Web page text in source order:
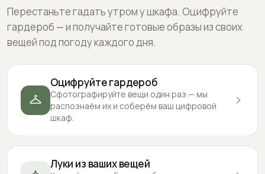
Перестаньте гадать утром у шкафа. Оцифруйте
гардероб — и получайте готовые образы из своих
вещей под погоду каждого дня.
Оцифруйте гардероб
Сфотографируйте вещи один раз — мы
распознаём их и соберём ваш цифровой
шкаф.
Луки из ваших вещей